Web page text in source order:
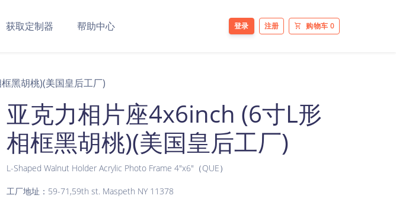
获取定制器 帮助中心 登录 注册 购物车 0
黑胡桃)(美国皇后工厂)
亚克力相片座4x6inch (6寸L形
相框黑胡桃)(美国皇后工厂)
L-Shaped Walnut Holder Acrylic Photo Frame 4"x6"（QUE）
工厂地址：59-71,59th st. Maspeth NY 11378